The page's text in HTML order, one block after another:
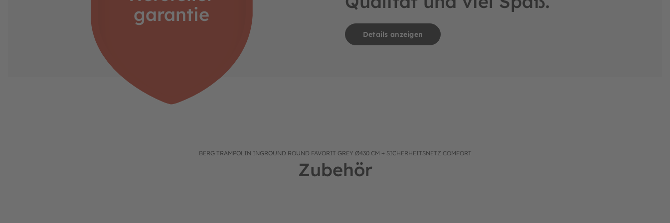
Niederländische USt ID: NL806218290B01
Nummer der niederländischen Handelskammer: 09094642
https://www.berg.com/de
Verantwortliche Person:
Henk van den Berg
c/o BERG Toys B.V.
garantie
Details anzeigen
BERG TRAMPOLIN INGROUND ROUND FAVORIT GREY Ø430 CM + SICHERHEITSNETZ COMFORT
Zubehör